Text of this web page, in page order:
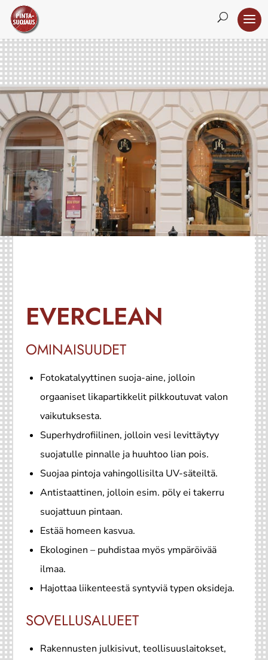
EVERCLEAN
OMINAISUUDET
Fotokatalyyttinen suoja-aine, jolloin
orgaaniset likapartikkelit pilkkoutuvat valon
vaikutuksesta.
Superhydrofiilinen, jolloin vesi levittäytyy
suojatulle pinnalle ja huuhtoo lian pois.
Suojaa pintoja vahingollisilta UV-säteiltä.
Antistaattinen, jolloin esim. pöly ei takerru
suojattuun pintaan.
Estää homeen kasvua.
Ekologinen – puhdistaa myös ympäröivää
ilmaa.
Hajottaa liikenteestä syntyviä typen oksideja.
SOVELLUSALUEET
Rakennusten julkisivut, teollisuuslaitokset,